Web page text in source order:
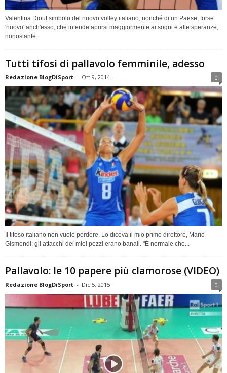
Valentina Diouf simbolo del nuovo volley italiano, nonché di un Paese, forse
'nuovo' anch'esso, che intende aprirsi maggiormente ai sogni e alle speranze,
nonostante...
Tutti tifosi di pallavolo femminile, adesso
Redazione BlogDiSport - Ott 9, 2014 0
Il tifoso italiano non vuole perdere. Lo diceva il mio primo direttore, Mario
Gismondi: gli attacchi dei miei pezzi erano banali. "È normale che...
Pallavolo: le 10 papere più clamorose (VIDEO)
Redazione BlogDiSport - Dic 5, 2015 0